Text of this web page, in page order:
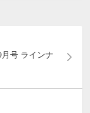
号 ラインナ